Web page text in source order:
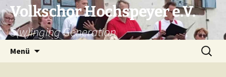
Zum
Inhalt
springen
Volkschor Hochspeyer e.V.
S(w)inging Generation
Menü
Suche
nach: